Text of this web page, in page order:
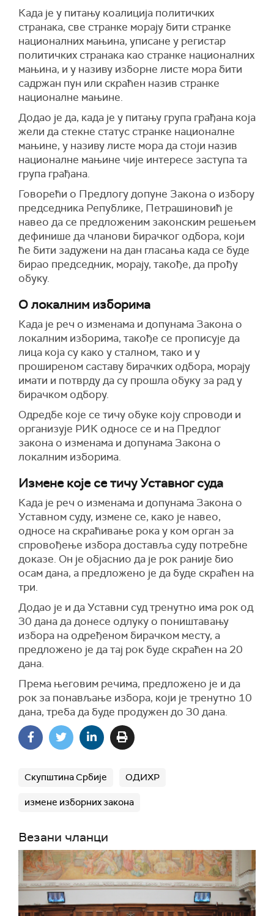
Када је у питању коалиција политичких
странака, све странке морају бити странке
националних мањина, уписане у регистар
политичких странака као странке националних
мањина, и у називу изборне листе мора бити
садржан пун или скраћен назив странке
националне мањине.
Додао је да, када је у питању група грађана која
жели да стекне статус странке националне
мањине, у називу листе мора да стоји назив
националне мањине чије интересе заступа та
група грађана.
Говорећи о Предлогу допуне Закона о избору
председника Републике, Петрашиновић је
навео да се предложеним законским решењем
дефинише да чланови бирачког одбора, који
ће бити задужени на дан гласања када се буде
бирао председник, морају, такође, да прођу
обуку.
О локалним изборима
Када је реч о изменама и допунама Закона о
локалним изборима, такође се прописује да
лица која су како у сталном, тако и у
проширеном саставу бирачких одбора, морају
имати и потврду да су прошла обуку за рад у
бирачком одбору.
Одредбе које се тичу обуке коју спроводи и
организује РИК односе се и на Предлог
закона о изменама и допунама Закона о
локалним изборима.
Измене које се тичу Уставног суда
Када је реч о изменама и допунама Закона о
Уставном суду, измене се, како је навео,
односе на скраћивање рока у ком орган за
спровођење избора доставља суду потребне
доказе. Он је објаснио да је рок раније био
осам дана, а предложено је да буде скраћен на
три.
Додао је и да Уставни суд тренутно има рок од
30 дана да донесе одлуку о поништавању
избора на одређеном бирачком месту, а
предложено је да тај рок буде скраћен на 20
дана.
Према његовим речима, предложено је и да
рок за понављање избора, који је тренутно 10
дана, треба да буде продужен до 30 дана.
Скупштина Србије ОДИХР
измене изборних закона
Везани чланци